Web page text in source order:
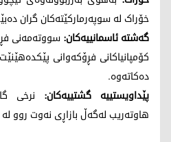
خۆراک لە سوپەرمارکێتەکان گران
گەشتە ئاسمانییەکان:
کۆمپانیاکانی فڕۆکەوانی
دەکاتەوە.
پێداویستییە گشتییەکان: نرخی
هاوتەریب لەگەڵ بازاڕی نەوت روو